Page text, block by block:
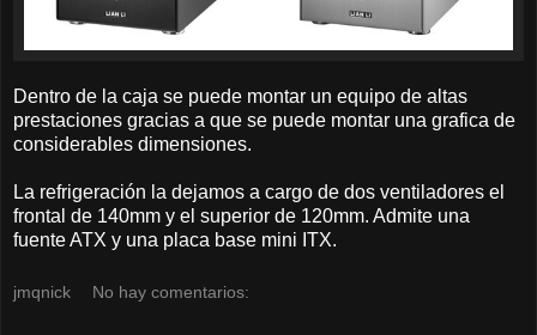
Dentro de la caja se puede montar un equipo de altas
prestaciones gracias a que se puede montar una grafica de
considerables dimensiones.
La refrigeración la dejamos a cargo de dos ventiladores el
frontal de 140mm y el superior de 120mm. Admite una
fuente ATX y una placa base mini ITX.
jmqnick No hay comentarios: